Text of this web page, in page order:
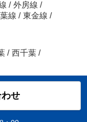
/ 外房線 /
線 / 東金線 /
/ 西千葉 /
せ